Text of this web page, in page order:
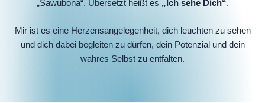
„Sawubona“. Übersetzt heißt es „Ich sehe Dich“.
Mir ist es eine Herzensangelegenheit, dich leuchten zu sehen
und dich dabei begleiten zu dürfen, dein Potenzial und dein
wahres Selbst zu entfalten.